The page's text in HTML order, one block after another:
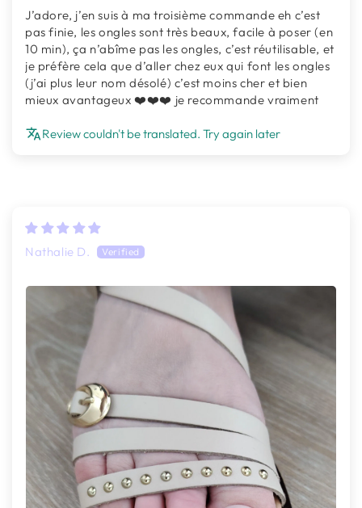
J’adore, j’en suis à ma troisième commande eh c’est
pas finie, les ongles sont très beaux, facile à poser (en
10 min), ça n’abîme pas les ongles, c’est réutilisable, et
je préfère cela que d’aller chez eux qui font les ongles
(j’ai plus leur nom désolé) c’est moins cher et bien
mieux avantageux ❤️❤️❤️ je recommande vraiment
Review couldn't be translated. Try again later
Nathalie D.